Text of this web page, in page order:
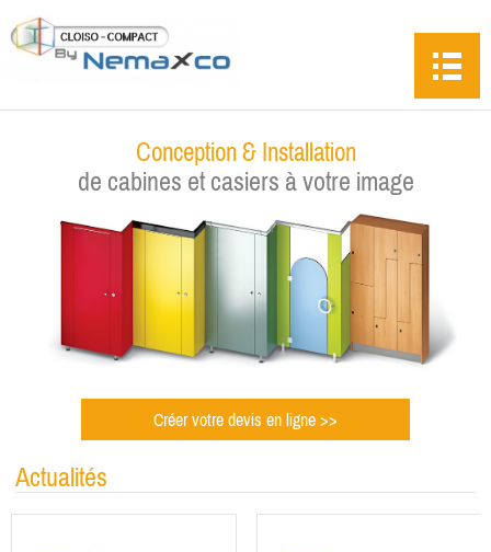
Conception & Installation
de cabines et casiers à votre image
Créer votre devis en ligne >>
Actualités